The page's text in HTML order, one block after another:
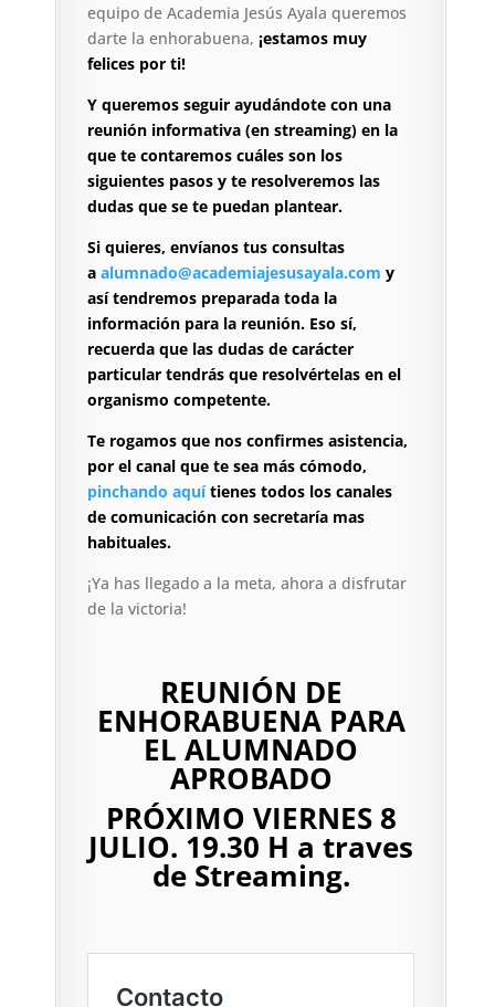
equipo de Academia Jesús Ayala queremos
darte la enhorabuena, ¡estamos muy
felices por ti!
Y queremos seguir ayudándote con una
reunión informativa (en streaming) en la
que te contaremos cuáles son los
siguientes pasos y te resolveremos las
dudas que se te puedan plantear.
Si quieres, envíanos tus consultas
aalumnado@academiajesusayala.com y
así tendremos preparada toda la
información para la reunión. Eso sí,
recuerda que las dudas de carácter
particular tendrás que resolvértelas en el
organismo competente.
Te rogamos que nos confirmes asistencia,
por el canal que te sea más cómodo,
pinchando aquítienes todos los canales
de comunicación con secretaría mas
habituales.
¡Ya has llegado a la meta, ahora a disfrutar
de la victoria!
REUNIÓN DE
ENHORABUENA PARA
EL ALUMNADO
APROBADO
PRÓXIMO VIERNES 8
JULIO. 19.30 H a traves
de Streaming.